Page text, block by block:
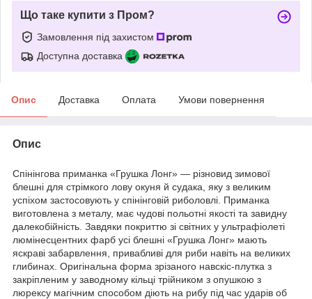
Що таке купити з Пром?
Замовлення під захистом
Доступна доставка
Опис Доставка Оплата Умови повернення
Опис
Спінінгова приманка «Грушка Лонг» — різновид зимової
блешні для стрімкого лову окуня й судака, яку з великим
успіхом застосовують у спінінговій риболовлі. Приманка
виготовлена з металу, має чудові польотні якості та завидну
далекобійність. Завдяки покриттю зі світних у ультрафіолеті
люмінесцентних фарб усі блешні «Грушка Лонг» мають
яскраві забарвлення, привабливі для риби навіть на великих
глибинах. Оригінальна форма зрізаного навскіс-плутка з
закріпленим у заводному кільці трійником з опушкою з
люрексу магічним способом діють на рибу під час ударів об